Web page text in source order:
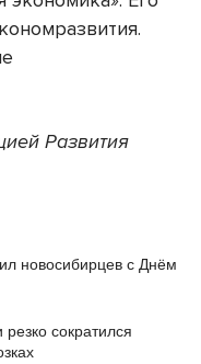
Развития
новосибирцев с Днём
сократился